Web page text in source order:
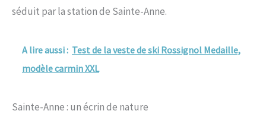
séduit par la station de Sainte-Anne.
A lire aussi : Test de la veste de ski Rossignol Medaille,
modèle carmin XXL
Sainte-Anne : un écrin de nature